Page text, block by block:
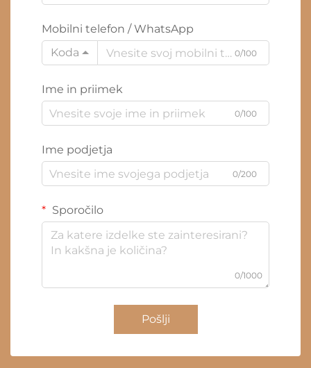
Mobilni telefon / WhatsApp
Koda
0/100
Ime in priimek
0/100
Ime podjetja
0/200
Sporočilo
0/1000
Pošlji